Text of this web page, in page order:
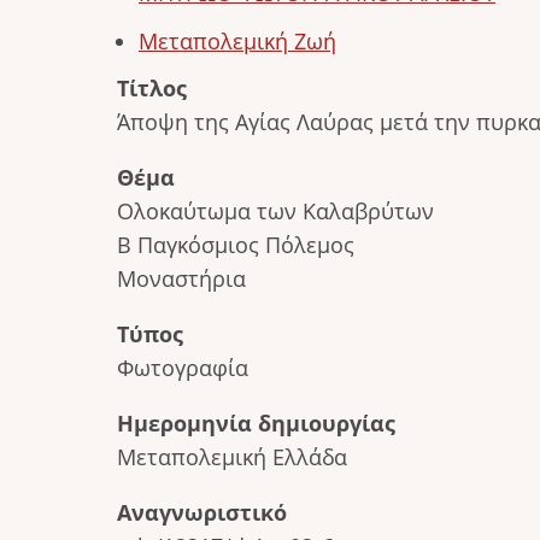
Μεταπολεμική Ζωή
Τίτλος
Άποψη της Αγίας Λαύρας μετά την
Θέμα
Ολοκαύτωμα των Καλαβρύτων
Β Παγκόσμιος Πόλεμος
Μοναστήρια
Τύπος
Φωτογραφία
Ημερομηνία δημιουργίας
Μεταπολεμική Ελλάδα
Αναγνωριστικό